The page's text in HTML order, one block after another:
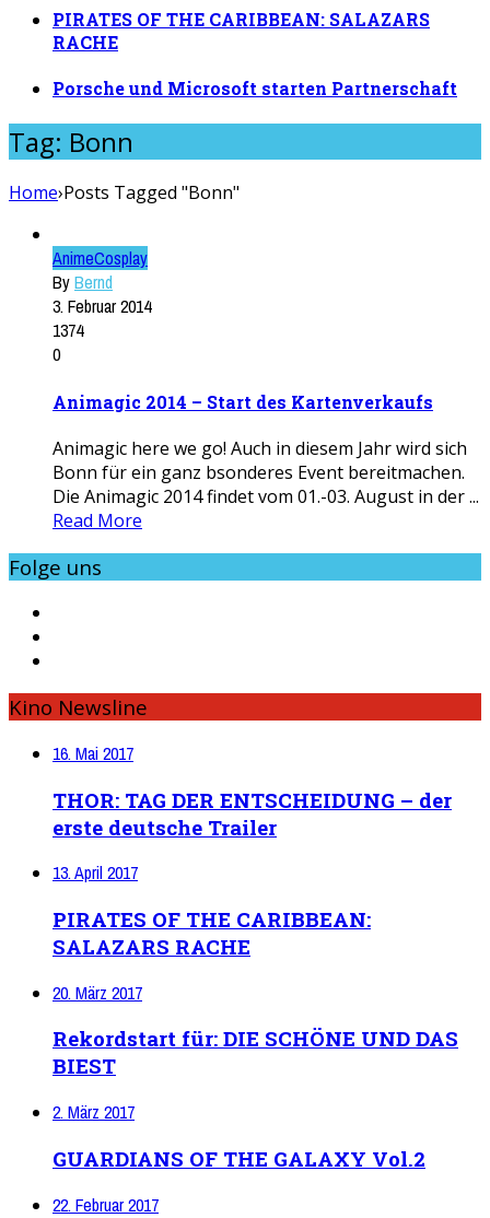
PIRATES OF THE CARIBBEAN: SALAZARS
RACHE
Porsche und Microsoft starten Partnerschaft
Tag: Bonn
Home›Posts Tagged "Bonn"
AnimeCosplay
ByBernd
3. Februar 2014
1374
0
Animagic 2014 – Start des Kartenverkaufs
Animagic here we go! Auch in diesem Jahr wird sich
Bonn für ein ganz bsonderes Event bereitmachen.
Die Animagic 2014 findet vom 01.-03. August in der ...
Read More
Folge uns
Kino Newsline
16. Mai 2017
THOR: TAG DER ENTSCHEIDUNG – der
erste deutsche Trailer
13. April 2017
PIRATES OF THE CARIBBEAN:
SALAZARS RACHE
20. März 2017
Rekordstart für: DIE SCHÖNE UND DAS
BIEST
2. März 2017
GUARDIANS OF THE GALAXY Vol.2
22. Februar 2017